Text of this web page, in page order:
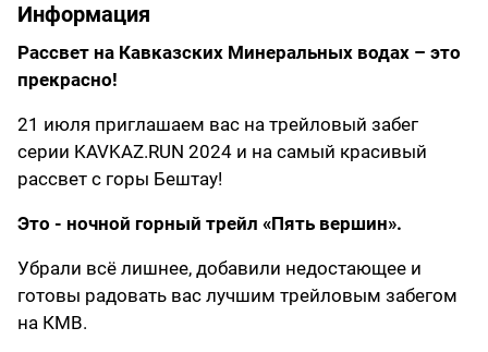
Информация
Рассвет на Кавказских Минеральных водах – это
прекрасно!
21 июля приглашаем вас на трейловый забег
серии KAVKAZ.RUN 2024 и на самый красивый
рассвет с горы Бештау!
Это - ночной горный трейл «Пять вершин».
Убрали всё лишнее, добавили недостающее и
готовы радовать вас лучшим трейловым забегом
на КМВ.